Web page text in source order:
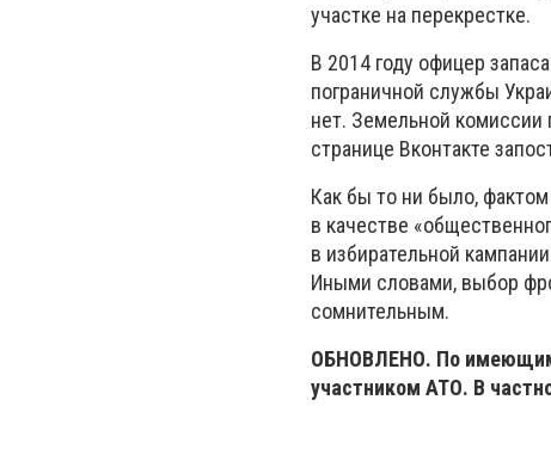
участке на перекрестке.
В 2014 году офицер
пограничной службы
нет. Земельной комиссии
странице Вконтакте
Как бы то ни было,
в качестве
в избирательной
Иными словами, выбор
сомнительным.
ОБНОВЛЕНО. По
участником АТО. В